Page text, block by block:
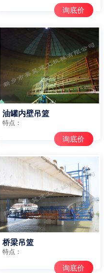
询底价
油罐内壁吊篮
特点：
询底价
桥梁吊篮
特点：
询底价